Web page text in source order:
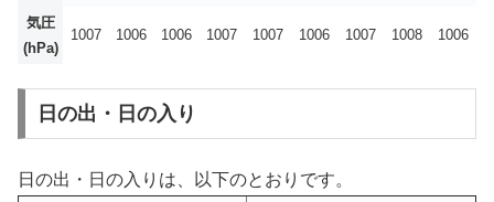
気圧
(hPa)
1007 1006 1006 1007 1007 1006 1007 1008 1006
日の出・日の入り
日の出・日の入りは、以下のとおりです。